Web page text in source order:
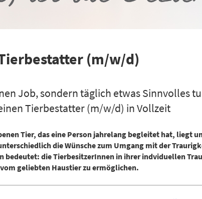
(m/w/d)
Job, sondern täglich etwas Sinnvolles
Tierbestatter (m/w/d) in Vollzeit
Tier, das eine Person jahrelang begleitet hat, liegt
die Wünsche zum Umgang mit der
bedeutet: die TierbesitzerInnen in ihrer indviduellen
geliebten Haustier zu ermöglichen.